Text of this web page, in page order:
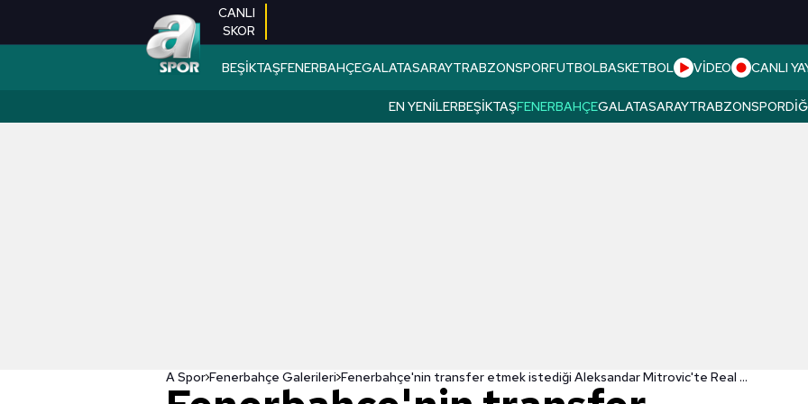
CANLI
SKOR
BEŞİKTAŞFENERBAHÇEGALATASARAYTRABZONSPORFUTBOLBASKETBOL VİDEO CANLI
EN YENILERBEŞIKTAŞFENERBAHÇEGALATASARAYTRABZONSPOR
A Spor Fenerbahçe Galerileri Fenerbahçe'nin transfer etmek istediği Aleksandar Mitrovic'te Real Betis ve Fulham da ilgileniyor